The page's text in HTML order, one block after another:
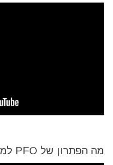
מה הפתרון של PFO